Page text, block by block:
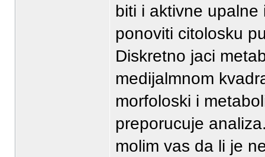
biti i aktivne upalne
ponoviti citolosku
Diskretno jaci
medijalmnom
morfoloski i
preporucuje
molim vas da li je